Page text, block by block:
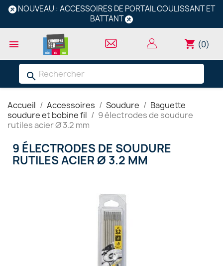
NOUVEAU : ACCESSOIRES DE PORTAIL COULISSANT ET
BATTANT
 shopping_cart (0)
search
Accueil Accessoires Soudure
Baguette
soudure et bobine fil
9 électrodes de soudure
rutiles acier Ø 3.2 mm
9 ÉLECTRODES DE SOUDURE
RUTILES ACIER Ø 3.2 MM